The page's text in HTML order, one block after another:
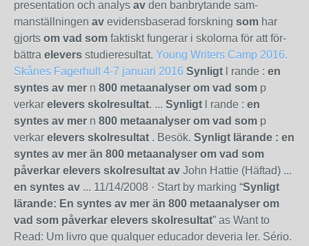
presentation och analys av den banbrytande sam­
manställningen av evidensbaserad forskning som har
gjorts om vad som faktiskt fungerar i skolorna för att för­
bättra elevers studieresultat. Young Writers Camp 2016.
Skånes Fagerhult 4-7 januari 2016 Synligt l rande : en
syntes av mer n 800 metaanalyser om vad som p
verkar elevers skolresultat. ... Synligt l rande : en
syntes av mer n 800 metaanalyser om vad som p
verkar elevers skolresultat . Besök. Synligt lärande : en
syntes av mer än 800 metaanalyser om vad som
påverkar elevers skolresultat av John Hattie (Häftad) ...
en syntes av ... 11/14/2008 · Start by marking “Synligt
lärande: En syntes av mer än 800 metaanalyser om
vad som påverkar elevers skolresultat” as Want to
Read: Um livro que qualquer educador deveria ler. Sério.